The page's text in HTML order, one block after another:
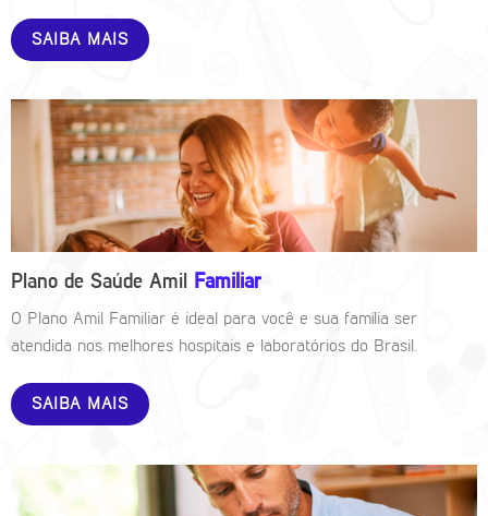
SAIBA MAIS
Plano de Saúde Amil Familiar
O Plano Amil Familiar é ideal para você e sua família ser
atendida nos melhores hospitais e laboratórios do Brasil.
SAIBA MAIS